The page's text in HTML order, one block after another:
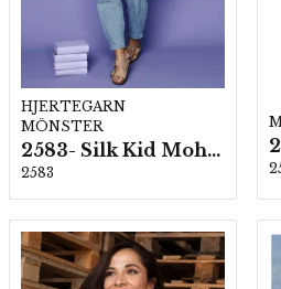
HJERTEGARN
MÖNSTER
2583- Silk Kid Mohair
2583